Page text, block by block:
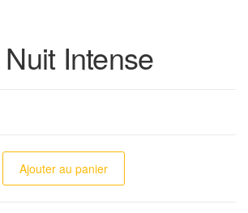
Intense
De Nuit Intense
Ajouter au panier